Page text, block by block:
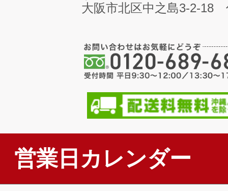
大阪市北区中之島3-2-18
営業日カレンダー